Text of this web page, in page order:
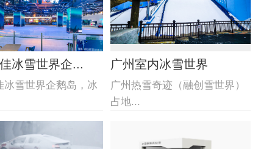
冰雪世界企...
冰雪世界企鹅岛，冰
广州室内冰雪世界
广州热雪奇迹（融创雪世界）
占地...